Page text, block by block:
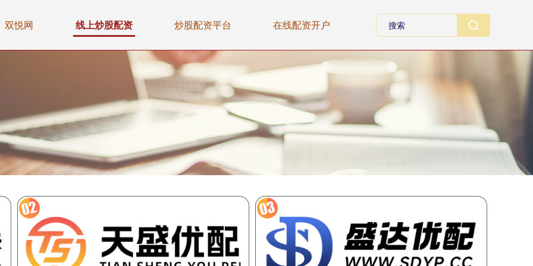
双悦网 线上炒股配资 炒股配资平台 在线配资开户